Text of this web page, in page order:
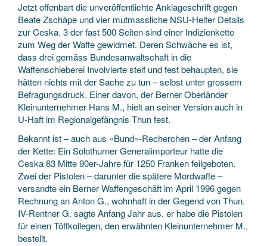
Jetzt offenbart die unveröffentlichte Anklageschrift gegen
Beate Zschäpe und vier mutmassliche NSU-Helfer Details
zur Ceska. 3 der fast 500 Seiten sind einer Indizienkette
zum Weg der Waffe gewidmet. Deren Schwäche es ist,
dass drei gemäss Bundesanwaltschaft in die
Waffenschieberei Involvierte steif und fest behaupten, sie
hätten nichts mit der Sache zu tun – selbst unter grossem
Befragungsdruck. Einer davon, der Berner Oberländer
Kleinunternehmer Hans M., hielt an seiner Version auch in
U-Haft im Regionalgefängnis Thun fest.
Bekannt ist – auch aus «Bund»-Recherchen – der Anfang
der Kette: Ein Solothurner Generalimporteur hatte die
Ceska 83 Mitte 90er-Jahre für 1250 Franken feilgeboten.
Zwei der Pistolen – darunter die spätere Mordwaffe –
versandte ein Berner Waffengeschäft im April 1996 gegen
Rechnung an Anton G., wohnhaft in der Gegend von Thun.
IV-Rentner G. sagte Anfang Jahr aus, er habe die Pistolen
für einen Töffkollegen, den erwähnten Kleinunternehmer M.,
bestellt.